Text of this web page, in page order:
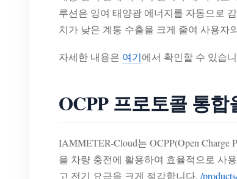
루션은 잉여 태양광 에너지를 자동으로
치가 낮은 계통 수출을 크게 줄여 사용자
자세한 내용은 여기에서 확인할 수 있습
OCPP 프로토콜 통
IAMMETER-Cloud는 OCPP(Open
을 차량 충전에 활용하여 효율적으로 사
고 전기 요금을 크게 절감합니다. /